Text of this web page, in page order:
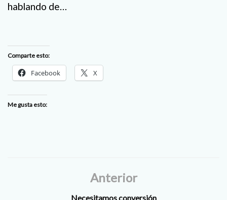
hablando de…
Comparte esto:
Facebook X
Me gusta esto:
Anterior
Necesitamos conversión